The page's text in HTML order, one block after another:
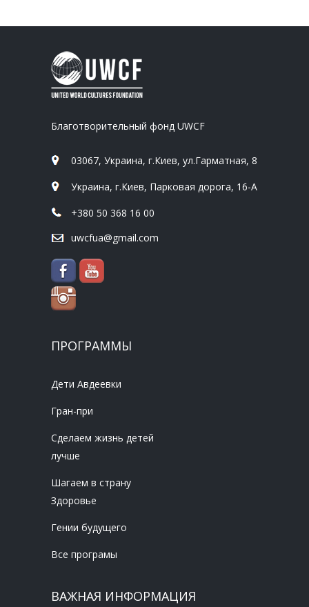
Благотворительный фонд UWCF
03067, Украина, г.Киев, ул.Гарматная, 8
Украина, г.Киев, Парковая дорога, 16-А
+380 50 368 16 00
uwcfua@gmail.com
ПРОГРАММЫ
Дети Авдеевки
Гран-при
Сделаем жизнь детей
лучше
Шагаем в страну
Здоровье
Гении будущего
Все програмы
ВАЖНАЯ ИНФОРМАЦИЯ